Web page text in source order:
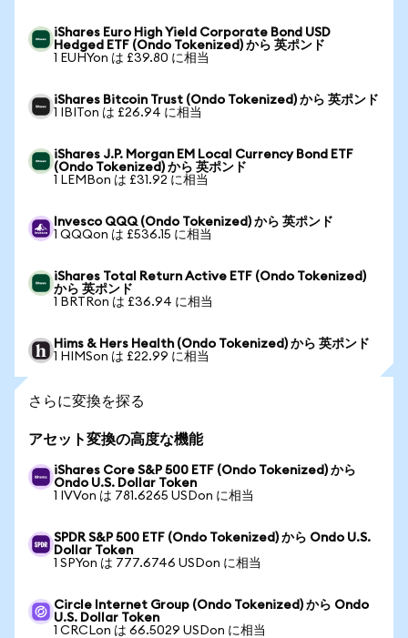
iShares Euro High Yield Corporate Bond USD
Hedged ETF (Ondo Tokenized) から 英ポンド
1 EUHYon は £39.80 に相当
iShares Bitcoin Trust (Ondo Tokenized) から 英ポンド
1 IBITon は £26.94 に相当
iShares J.P. Morgan EM Local Currency Bond ETF
(Ondo Tokenized) から 英ポンド
1 LEMBon は £31.92 に相当
Invesco QQQ (Ondo Tokenized) から 英ポンド
1 QQQon は £536.15 に相当
iShares Total Return Active ETF (Ondo Tokenized)
から 英ポンド
1 BRTRon は £36.94 に相当
Hims & Hers Health (Ondo Tokenized) から 英ポンド
1 HIMSon は £22.99 に相当
さらに変換を探る
アセット変換の高度な機能
iShares Core S&P 500 ETF (Ondo Tokenized) から
Ondo U.S. Dollar Token
1 IVVon は 781.6265 USDon に相当
SPDR S&P 500 ETF (Ondo Tokenized) から Ondo U.S.
Dollar Token
1 SPYon は 777.6746 USDon に相当
Circle Internet Group (Ondo Tokenized) から Ondo
U.S. Dollar Token
1 CRCLon は 66.5029 USDon に相当